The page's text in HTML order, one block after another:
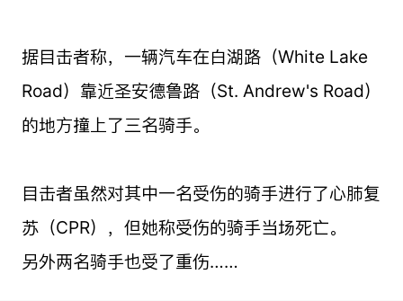
据目击者称，一辆汽车在白湖路（White Lake
Road）靠近圣安德鲁路（St. Andrew's Road）
的地方撞上了三名骑手。
目击者虽然对其中一名受伤的骑手进行了心肺复
苏（CPR），但她称受伤的骑手当场死亡。
另外两名骑手也受了重伤……